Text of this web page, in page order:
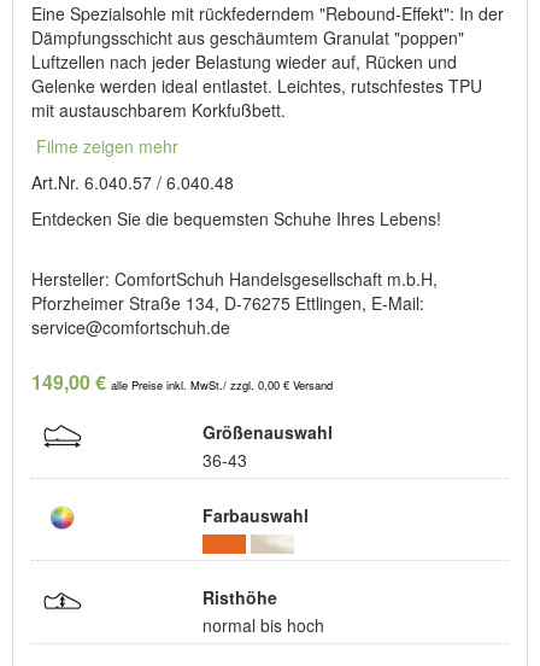
Eine Spezialsohle mit rückfederndem "Rebound-Effekt": In der
Dämpfungsschicht aus geschäumtem Granulat "poppen"
Luftzellen nach jeder Belastung wieder auf, Rücken und
Gelenke werden ideal entlastet. Leichtes, rutschfestes TPU
mit austauschbarem Korkfußbett.
Filme zeigen mehr
Art.Nr. 6.040.57 / 6.040.48
Entdecken Sie die bequemsten Schuhe Ihres Lebens!
Hersteller: ComfortSchuh Handelsgesellschaft m.b.H,
Pforzheimer Straße 134, D-76275 Ettlingen, E-Mail:
service@comfortschuh.de
149,00 € alle Preise inkl. MwSt./ zzgl. 0,00 € Versand
Größenauswahl
36-43
Farbauswahl
Risthöhe
normal bis hoch